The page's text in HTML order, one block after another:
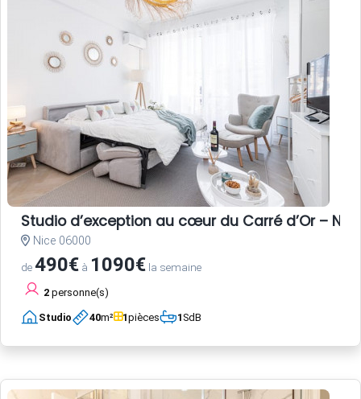
Studio d’exception au cœur du Carré d’Or –
Nice 06000
de490€ à 1090€ la semaine
2 personne(s)
Studio 40m² 1pièces 1SdB